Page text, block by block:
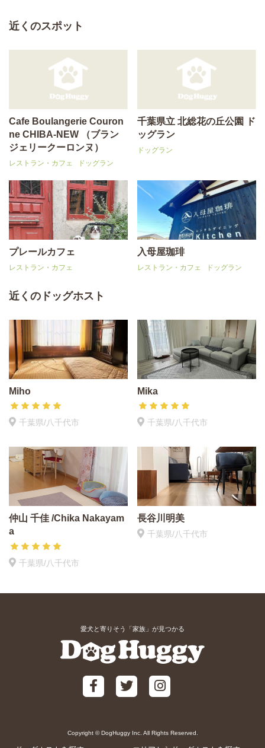
近くのスポット
Cafe Boulangerie Couron
ne CHIBA-NEW （ブラン
ジェリークーロンヌ）
レストラン・カフェ ドッグラン
千葉県立 北総花の丘公園 ド
ッグラン
ドッグラン
プレールカフェ
レストラン・カフェ
入母屋珈琲
レストラン・カフェ ドッグラン
近くのドッグホスト
Miho
千葉県/八千代市
Mika
千葉県/八千代市
仲山 千佳 /Chika Nakayam
a
千葉県/八千代市
長谷川明美
千葉県/八千代市
愛犬と寄りそう「家族」が見つかる
Copyright © DogHuggy Inc. All Rights Reserved.